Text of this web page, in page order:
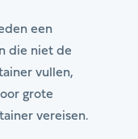
een
die niet de
vullen,
grote
vereisen.